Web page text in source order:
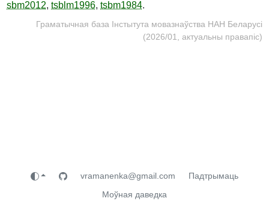
sbm2012, tsblm1996, tsbm1984.
Граматычная база Інстытута мовазнаўства НАН Беларусі
(2026/01, актуальны правапіс)
vramanenka@gmail.com
Падтрымаць
Моўная даведка